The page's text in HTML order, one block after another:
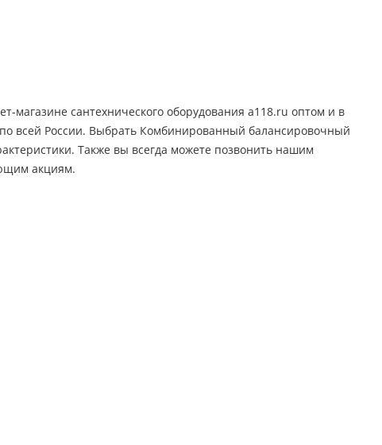
сантехнического оборудования a118.ru оптом и в
всей России. Выбрать Комбинированный балансировочный
Также вы всегда можете позвонить нашим
акциям.